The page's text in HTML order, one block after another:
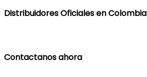
Distribuidores Oficiales en Colombia
Contactanos ahora